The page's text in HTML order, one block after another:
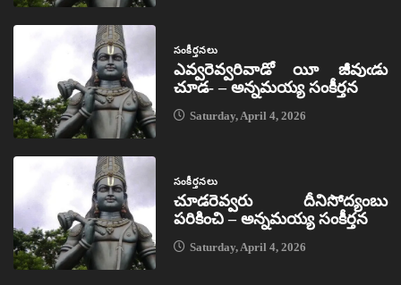
సంకీర్తనలు
ఎవ్వరెవ్వరివాడో యీ జీవుఁడు
చూడ- – అన్నమయ్య సంకీర్తన
Saturday, April 4, 2026
సంకీర్తనలు
చూడరెవ్వరు దీనిసోద్యంబు
పరికించి – అన్నమయ్య సంకీర్తన
Saturday, April 4, 2026